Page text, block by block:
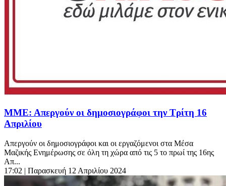
ΜΜΕ: Απεργούν οι δημοσιογράφοι την Τρίτη 16
Απριλίου
Απεργούν οι δημοσιογράφοι και οι εργαζόμενοι στα Μέσα
Μαζικής Ενημέρωσης σε όλη τη χώρα από τις 5 το πρωί της 16ης
Απ...
17:02 | Παρασκευή 12 Απριλίου 2024